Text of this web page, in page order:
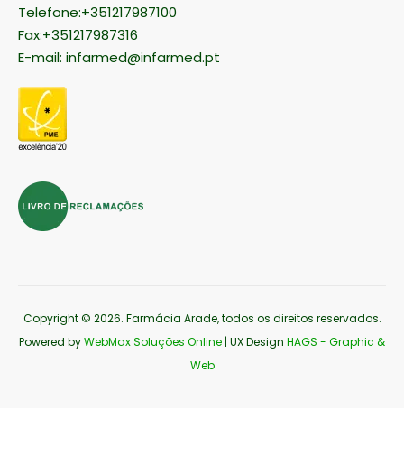
Telefone:+351217987100
Fax:+351217987316
E-mail: infarmed@infarmed.pt
Copyright © 2026. Farmácia Arade, todos os direitos reservados.
Powered byWebMax Soluções Online | UX Design HAGS - Graphic &
Web